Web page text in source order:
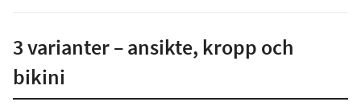
3 varianter – ansikte, kropp och
bikini